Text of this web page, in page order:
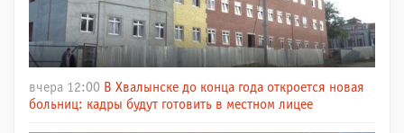
вчера 12:00 В Хвалынске до конца года откроется новая
больниц: кадры будут готовить в местном лицее